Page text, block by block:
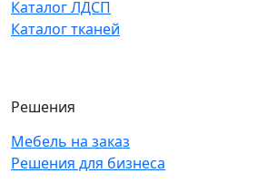
Каталог ЛДСП
Каталог тканей
Решения
Мебель на заказ
Решения для бизнеса